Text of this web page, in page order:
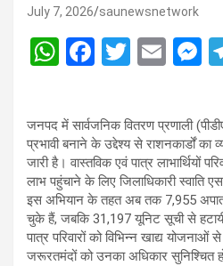
July 7, 2026 saunewsnetwork
W
at
s
A
p
p
F
b
o
o
k
T
er
E
n
g
जनपद में सार्वजनिक वितरण प्रणाली
प्रभावी बनाने के उद्देश्य से राशनकार्डों का
जारी है। वास्तविक एवं पात्र लाभार्थियों
लाभ पहुंचाने के लिए जिलाधिकारी स्वाति
इस अभियान के तहत अब तक 7,955
चुके हैं, जबकि 31,197 यूनिट सूची से
पात्र परिवारों को विभिन्न खाद्य
जरूरतमंदों को उनका अधिकार सुनिश्चित